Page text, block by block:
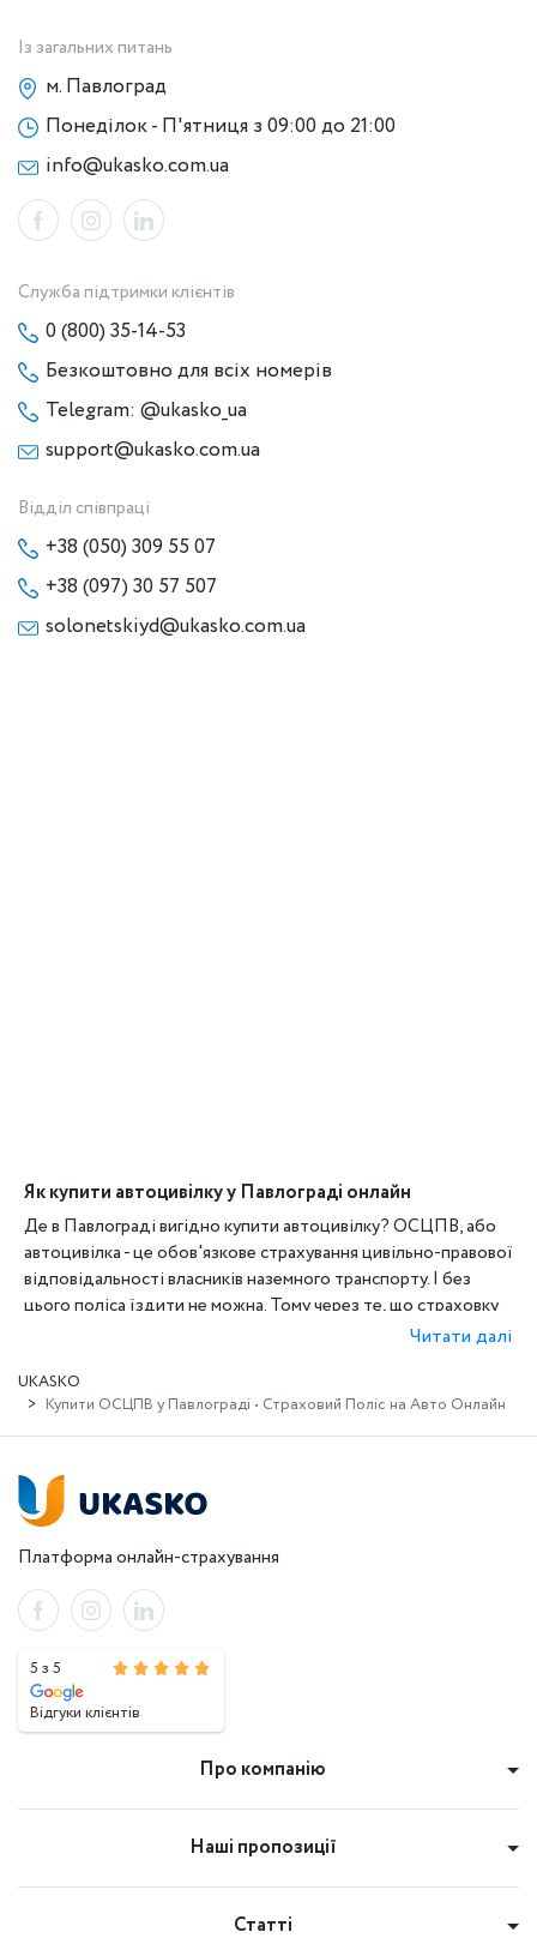
Із загальних питань
м. Павлоград
Понеділок - П'ятниця з 09:00 до 21:00
info@ukasko.com.ua
Служба підтримки клієнтів
0 (800) 35-14-53
Безкоштовно для всіх номерів
Telegram: @ukasko_ua
support@ukasko.com.ua
Відділ співпраці
+38 (050) 309 55 07
+38 (097) 30 57 507
solonetskiyd@ukasko.com.ua
Як купити автоцивілку у Павлограді онлайн
Де в Павлограді вигідно купити автоцивілку? ОСЦПВ, або
автоцивілка - це обов'язкове страхування цивільно-правової
відповідальності власників наземного транспорту. І без
цього поліса їздити не можна. Тому через те, що страховку
потрібно оформляти регулярно й обов'язково, економія на
Один з найпростіших способів заощадити на автоцивілці у
Павлограді - це оформити страховку онлайн. І на це є кілька
Електронний поліс ОСЦПВ коштує дешевше, ніж
Оформлення автоцивілки онлайн на нашому сайті
повністю безкоштовне;
Відсутня плата за використання сайту та підбір
Немає комісій агентам і страховикам;
Можливість порівняти пропозиції ОСЦПВ і
вибрати найвигіднішу з них.
І крім економії грошей, це ще й економія часу. Оформити
ОСЦПВ ви можете буквально за 5-10 хвилин з будь-якого
пристрою. Головне, щоб був доступ до інтернету та
банківська карта. Після того, як ви виберете слушну
пропозицію, ви можете оплатити її та поліс автоцивілки
миттєво прийде на вказану вами адресу електронної пошти
Читати далі
UKASKO
Купити ОСЦПВ у Павлограді • Страховий Поліс на Авто Онлайн
Платформа онлайн-страхування
5 з 5
Відгуки клієнтів
Про компанію
Наші пропозиції
Статті